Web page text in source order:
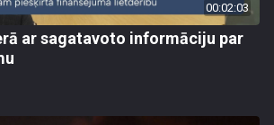
00:02:03
ar sagatavoto informāciju par